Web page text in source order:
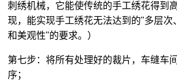
刺绣机械，它能使传统的手工绣花得到
现，能实现手工绣花无法达到的"多层次
和美观性"的要求。）
第七步：将所有处理好的裁片，车缝车
序；